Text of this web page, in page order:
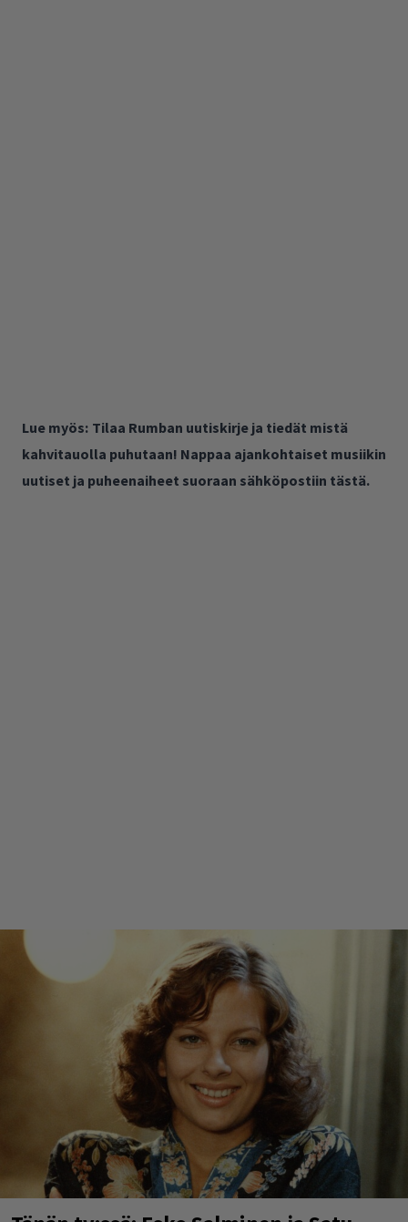
Lue myös: Tilaa Rumban uutiskirje ja tiedät mistä
kahvitauolla puhutaan! Nappaa ajankohtaiset musiikin
uutiset ja puheenaiheet suoraan sähköpostiin tästä.